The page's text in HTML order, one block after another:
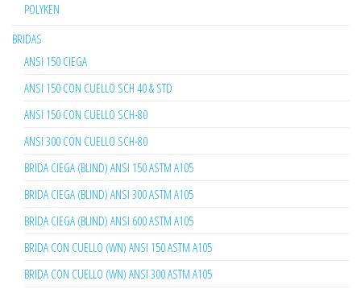
POLYKEN
BRIDAS
ANSI 150 CIEGA
ANSI 150 CON CUELLO SCH 40 & STD
ANSI 150 CON CUELLO SCH-80
ANSI 300 CON CUELLO SCH-80
BRIDA CIEGA (BLIND) ANSI 150 ASTM A105
BRIDA CIEGA (BLIND) ANSI 300 ASTM A105
BRIDA CIEGA (BLIND) ANSI 600 ASTM A105
BRIDA CON CUELLO (WN) ANSI 150 ASTM A105
BRIDA CON CUELLO (WN) ANSI 300 ASTM A105